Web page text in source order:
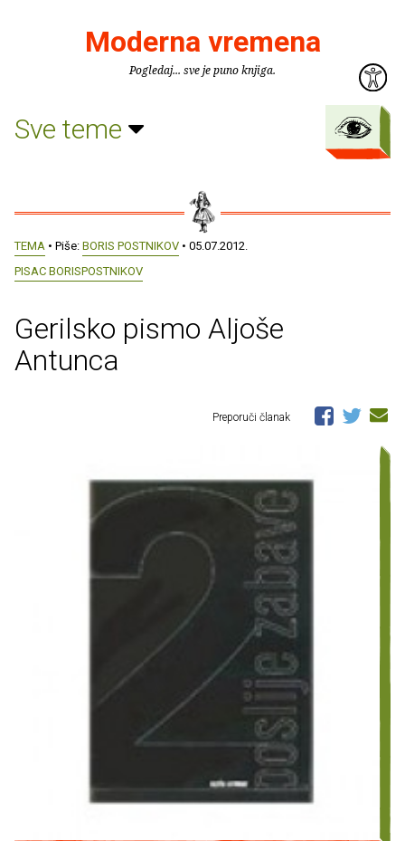
Moderna vremena
Pogledaj... sve je puno knjiga.
Sve teme
TEMA • Piše: BORIS POSTNIKOV • 05.07.2012.
PISAC BORISPOSTNIKOV
Gerilsko pismo Aljoše
Antunca
Preporuči članak